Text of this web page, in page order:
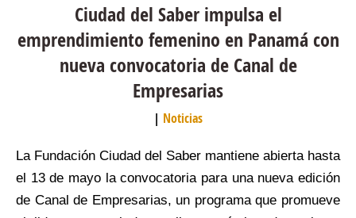
Ciudad del Saber impulsa el
emprendimiento femenino en Panamá con
nueva convocatoria de Canal de
Empresarias
Noticias
La Fundación Ciudad del Saber mantiene abierta hasta
el 13 de mayo la convocatoria para una nueva edición
de Canal de Empresarias, un programa que promueve